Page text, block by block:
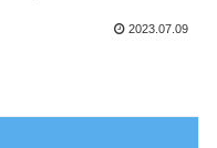
2023.07.09